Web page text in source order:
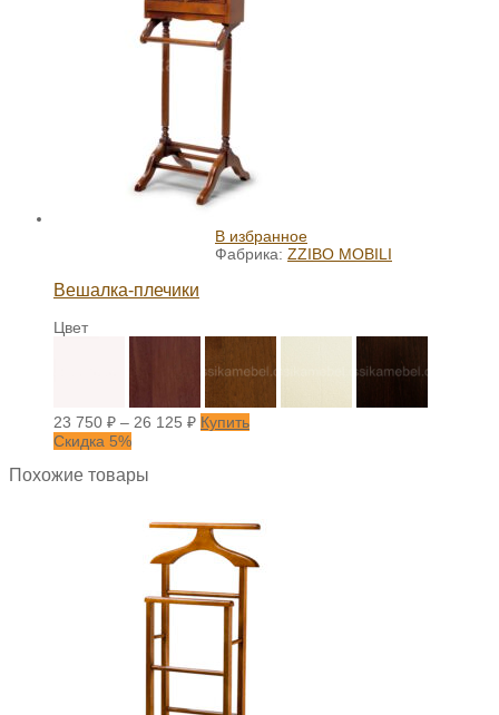
В избранное
Фабрика: ZZIBO MOBILI
Вешалка-плечики
Цвет
23 750 ₽ – 26 125 ₽ Купить
Скидка 5%
Похожие товары